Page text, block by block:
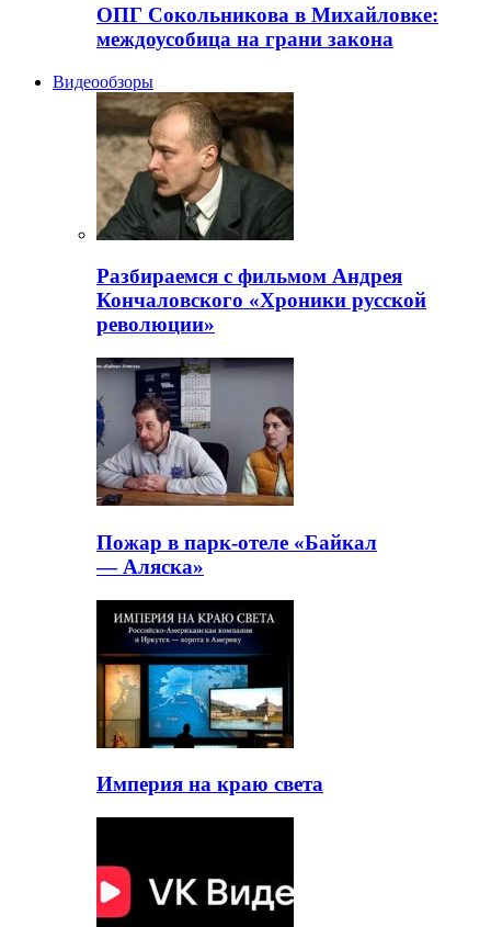
ОПГ Сокольникова в Михайловке:
междоусобица на грани закона
Видеообзоры
Разбираемся с фильмом Андрея
Кончаловского «Хроники русской
революции»
Пожар в парк-отеле «Байкал
— Аляска»
Империя на краю света